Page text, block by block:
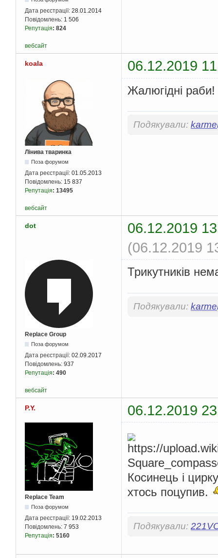
Дата реєстрації: 28.01.2014
Повідомлень: 1 506
Репутація: 824
вебсайт
koala 06.12.2019
Лінива тваринка
Поза форумом
Дата реєстрації: 01.05.2013
Повідомлень: 15 837
Репутація: 13495
Жалюгідні
Подякували:
вебсайт
dot
06.12.2019
(06.12.2019
Replace Group
Поза форумом
Дата реєстрації: 02.09.2017
Повідомлень: 937
Репутація: 490
Трикутників
Подякували:
вебсайт
P.Y. 06.12.2019
Replace Team
Поза форумом
Дата реєстрації: 19.02.2013
Повідомлень: 7 953
Репутація: 5160
Косинець і
хтось поцупив.
Подякували: